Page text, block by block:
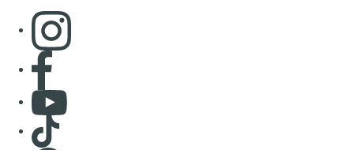
Consulter page Instagram
Consulter page Facebook
Consulter Youtube
Consulter TikTok